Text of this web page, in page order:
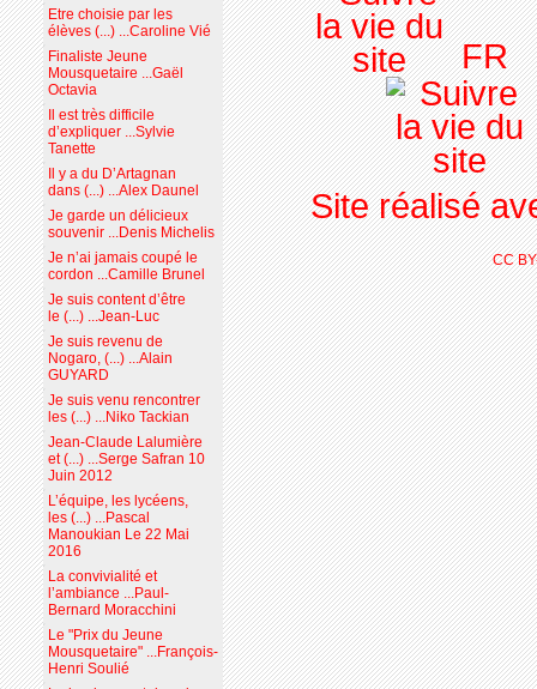
Etre choisie par les
élèves (...) ...Caroline Vié
Finaliste Jeune
Mousquetaire ...Gaël
Octavia
Il est très difficile
d’expliquer ...Sylvie
Tanette
Il y a du D’Artagnan
dans (...) ...Alex Daunel
Je garde un délicieux
souvenir ...Denis Michelis
Je n’ai jamais coupé le
cordon ...Camille Brunel
Je suis content d’être
le (...) ...Jean-Luc
Je suis revenu de
Nogaro, (...) ...Alain
GUYARD
Je suis venu rencontrer
les (...) ...Niko Tackian
Jean-Claude Lalumière
et (...) ...Serge Safran 10
Juin 2012
L’équipe, les lycéens,
les (...) ...Pascal
Manoukian Le 22 Mai
2016
La convivialité et
l’ambiance ...Paul-
Bernard Moracchini
Le "Prix du Jeune
Mousquetaire" ...François-
Henri Soulié
FR
Site réalisé
CC